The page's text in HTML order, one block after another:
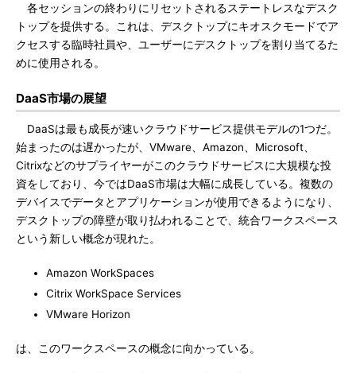
各セッションの終わりにリセットされるステートレスなデスク
トップを提供する。これは、デスクトップにキオスクモードでア
クセスする臨時社員や、ユーザーにデスクトップを割り当てるた
めに使用される。
DaaS市場の展望
DaaSは最も成長が速いクラウドサービス提供モデルの1つだ。
始まったのは遅かったが、VMware、Amazon、Microsoft、
Citrixなどのサプライヤーがこのクラウドサービスに大規模な投
資をしており、今ではDaaS市場は大幅に成長している。複数の
デバイスでデータとアプリケーションが使用できるようになり、
デスクトップの障壁が取り払われることで、統合ワークスペース
という新しい概念が現れた。
Amazon WorkSpaces
Citrix WorkSpace Services
VMware Horizon
は、このワークスペースの概念に向かっている。